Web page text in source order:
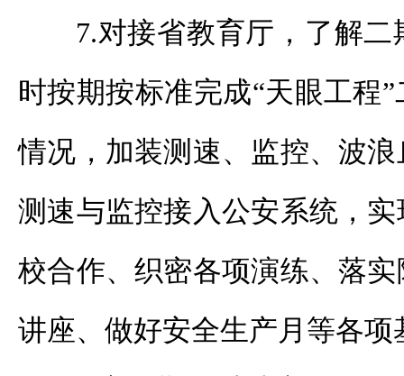
7.对接省教育厅，了解
时按期按标准完成“天眼工程
情况，加装测速、监控、波
测速与监控接入公安系统，
校合作、织密各项演练、落
讲座、做好安全生产月等各项